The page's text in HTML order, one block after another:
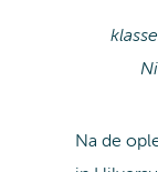
Na de